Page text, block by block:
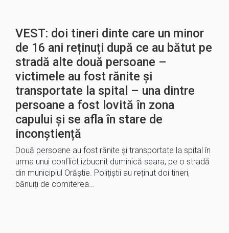
VEST: doi tineri dinte care un minor
de 16 ani reținuți după ce au bătut pe
stradă alte două persoane –
victimele au fost rănite și
transportate la spital – una dintre
persoane a fost lovită în zona
capului și se afla în stare de
inconștiență
Două persoane au fost rănite și transportate la spital în
urma unui conflict izbucnit duminică seara, pe o stradă
din municipiul Orăștie. Polițiștii au reținut doi tineri,
bănuiți de comiterea…